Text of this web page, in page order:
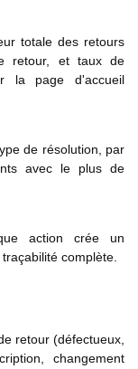
totale des retours
retour, et taux de
la page d'accueil
de résolution, par
avec le plus de
action crée un
complète.
retour (défectueux,
changement